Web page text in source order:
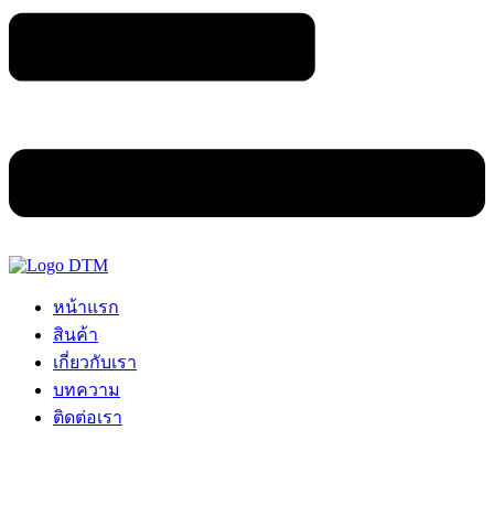
หน้าแรก
สินค้า
เกี่ยวกับเรา
บทความ
ติดต่อเรา